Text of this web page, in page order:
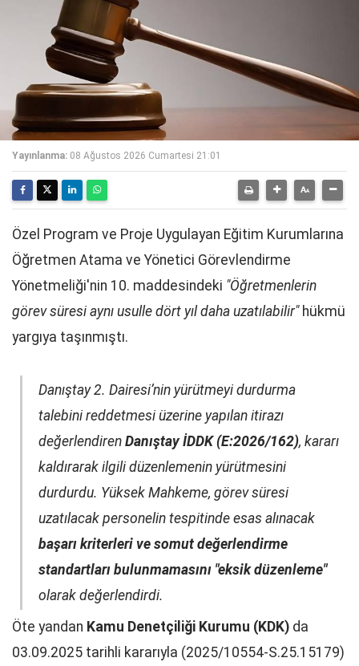
Yayınlanma: 08 Ağustos 2026 Cumartesi 21:01
Özel Program ve Proje Uygulayan Eğitim Kurumlarına
Öğretmen Atama ve Yönetici Görevlendirme
Yönetmeliği'nin 10. maddesindeki "Öğretmenlerin
görev süresi aynı usulle dört yıl daha uzatılabilir"hükmü
yargıya taşınmıştı.
Danıştay 2. Dairesi’nin yürütmeyi durdurma
talebini reddetmesi üzerine yapılan itirazı
değerlendiren Danıştay İDDK (E:2026/162), kararı
kaldırarak ilgili düzenlemenin yürütmesini
durdurdu. Yüksek Mahkeme, görev süresi
uzatılacak personelin tespitinde esas alınacak
başarı kriterleri ve somut değerlendirme
standartları bulunmamasını "eksik düzenleme"
olarak değerlendirdi.
Öte yandan Kamu Denetçiliği Kurumu (KDK) da
03.09.2025 tarihli kararıyla (2025/10554-S.25.15179)